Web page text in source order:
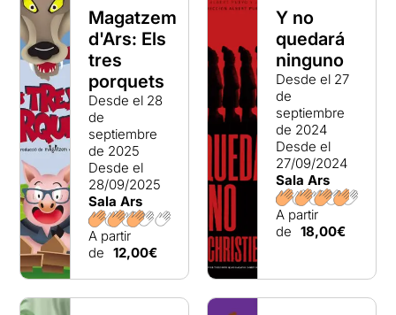
Magatzem
d'Ars: Els
tres
porquets
Desde el 28
de
septiembre
de 2025
Desde el
28/09/2025
Sala Ars
A partir
de 12,00€
Y no
quedará
ninguno
Desde el 27
de
septiembre
de 2024
Desde el
27/09/2024
Sala Ars
A partir
de 18,00€